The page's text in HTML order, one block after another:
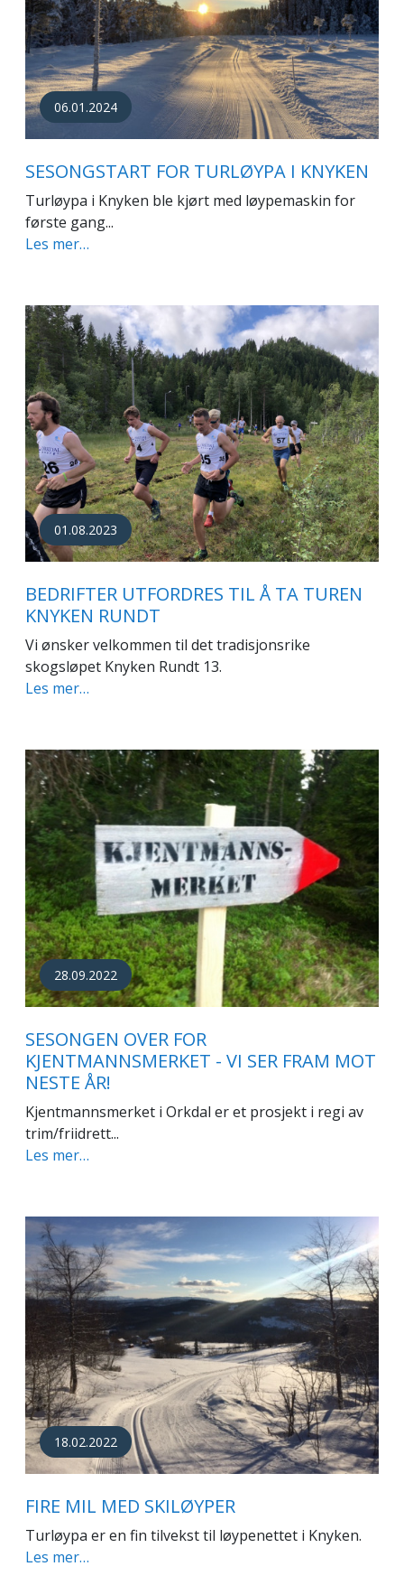
06.01.2024
SESONGSTART FOR TURLØYPA I KNYKEN
Turløypa i Knyken ble kjørt med løypemaskin for
første gang...
Les mer…
01.08.2023
BEDRIFTER UTFORDRES TIL Å TA TUREN
KNYKEN RUNDT
Vi ønsker velkommen til det tradisjonsrike
skogsløpet Knyken Rundt 13.
Les mer…
28.09.2022
SESONGEN OVER FOR
KJENTMANNSMERKET - VI SER FRAM MOT
NESTE ÅR!
Kjentmannsmerket i Orkdal er et prosjekt i regi av
trim/friidrett...
Les mer…
18.02.2022
FIRE MIL MED SKILØYPER
Turløypa er en fin tilvekst til løypenettet i Knyken.
Les mer…